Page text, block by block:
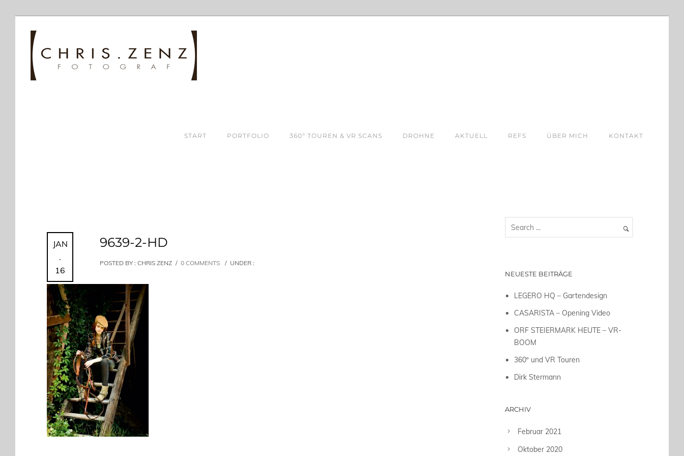
START PORTFOLIO 360º TOUREN & VR SCANS DROHNE AKTUELL REFS ÜBER MICH KONTAKT
JAN
.
16
9639-2-HD
POSTED BY : CHRIS ZENZ / 0 COMMENTS / UNDER :
NEUESTE BEITRÄGE
LEGERO HQ – Gartendesign
CASARISTA – Opening Video
ORF STEIERMARK HEUTE – VR-
BOOM
360º und VR Touren
Dirk Stermann
ARCHIV
Februar 2021
Oktober 2020